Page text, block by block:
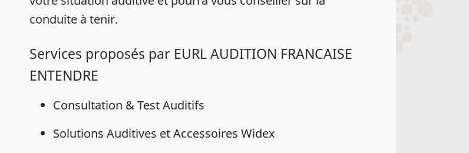
conduite à tenir.
Services proposés par EURL AUDITION FRANCAISE
ENTENDRE
Consultation & Test Auditifs
Solutions Auditives et Accessoires Widex